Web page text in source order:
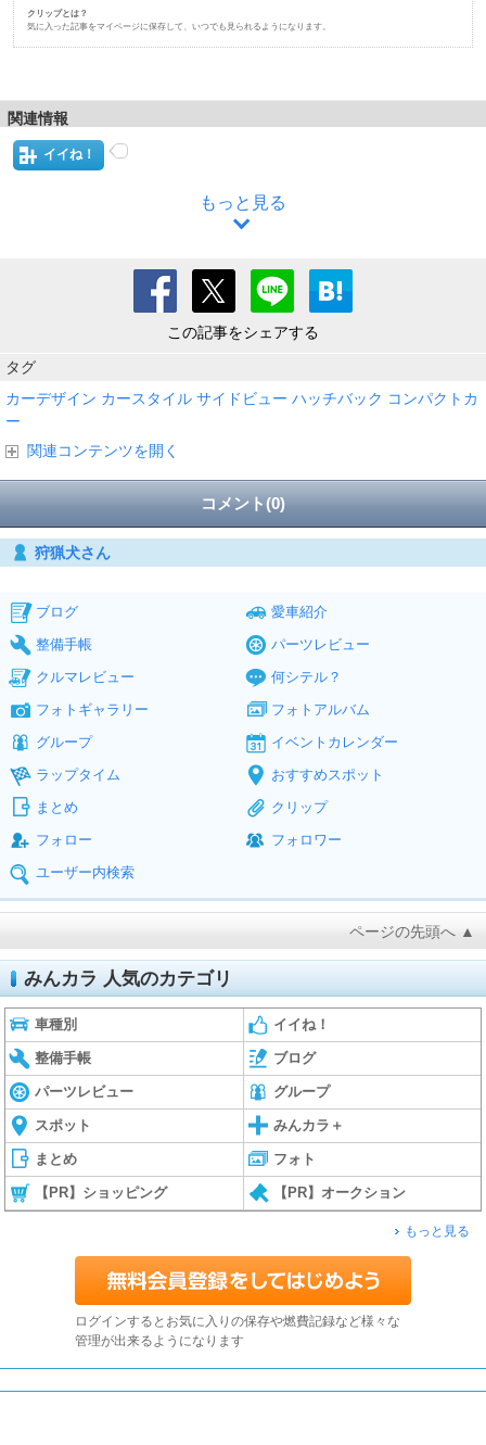
クリップとは？
気に入った記事をマイページに保存して、いつでも見られるようになります。
関連情報
イイね！
もっと見る
この記事をシェアする
タグ
カーデザイン カースタイル サイドビュー ハッチバック コンパクトカ
ー
関連コンテンツを開く
コメント(0)
狩猟犬さん
ブログ
愛車紹介
整備手帳
パーツレビュー
クルマレビュー
何シテル？
フォトギャラリー
フォトアルバム
グループ
イベントカレンダー
ラップタイム
おすすめスポット
まとめ
クリップ
フォロー
フォロワー
ユーザー内検索
ページの先頭へ ▲
みんカラ 人気のカテゴリ
車種別 イイね！
整備手帳 ブログ
パーツレビュー グループ
スポット みんカラ＋
まとめ フォト
【PR】ショッピング 【PR】オークション
もっと見る
ログインするとお気に入りの保存や燃費記録など様々な
管理が出来るようになります